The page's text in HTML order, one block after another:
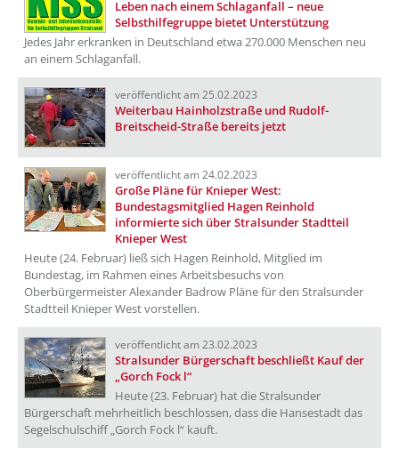
Leben nach einem Schlaganfall – neue
Selbsthilfegruppe bietet Unterstützung
Jedes Jahr erkranken in Deutschland etwa 270.000 Menschen neu
an einem Schlaganfall.
veröffentlicht am 25.02.2023
Weiterbau Hainholzstraße und Rudolf-
Breitscheid-Straße bereits jetzt
veröffentlicht am 24.02.2023
Große Pläne für Knieper West:
Bundestagsmitglied Hagen Reinhold
informierte sich über Stralsunder Stadtteil
Knieper West
Heute (24. Februar) ließ sich Hagen Reinhold, Mitglied im
Bundestag, im Rahmen eines Arbeitsbesuchs von
Oberbürgermeister Alexander Badrow Pläne für den Stralsunder
Stadtteil Knieper West vorstellen.
veröffentlicht am 23.02.2023
Stralsunder Bürgerschaft beschließt Kauf der
„Gorch Fock l“
Heute (23. Februar) hat die Stralsunder
Bürgerschaft mehrheitlich beschlossen, dass die Hansestadt das
Segelschulschiff „Gorch Fock l“ kauft.